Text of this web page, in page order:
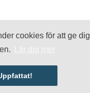
cookies för att ge dig